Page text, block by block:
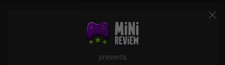
presenta,